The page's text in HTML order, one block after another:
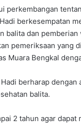
perkembangan
berkesempatan
balita dan
pemeriksaan yang
Muara Bengkal
berharap
balita.
2 tahun agar